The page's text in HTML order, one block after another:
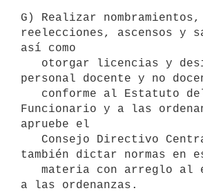
G) Realizar nombramientos,
reelecciones, ascensos y
así como
personal docente y no
Funcionario y a las
apruebe el
también dictar normas en
a las ordenanzas.